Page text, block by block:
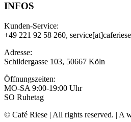
INFOS
Kunden-Service:
+49 221 92 58 260,
Adresse:
Schildergasse 103, 50667 Köln
Öffnungszeiten:
MO-SA 9:00-19:00 Uhr
SO Ruhetag
© Café Riese | All rights reserved. | A